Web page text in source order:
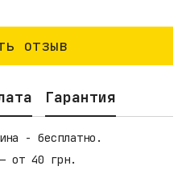
отзыв
Гарантия
- бесплатно.
от 40 грн.